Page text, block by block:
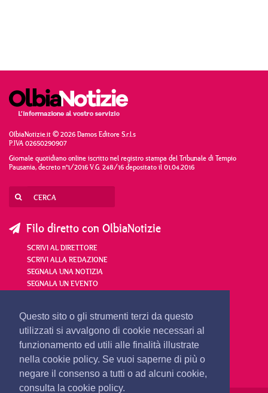
Questo sito o gli strumenti terzi da questo
utilizzati si avvalgono di cookie necessari al
funzionamento ed utili alle finalità illustrate
nella cookie policy. Se vuoi saperne di più o
negare il consenso a tutti o ad alcuni cookie,
consulta la cookie policy.
OlbiaNotizie.it © 2026 Damos Editore S.r.l.s
P.IVA 02650290907
Giornale quotidiano online iscritto nel registro stampa del Tribunale di Tempio
Pausania, decreto n°1/2016 V.G. 248/16 depositato il 01.04.2016
Filo diretto con OlbiaNotizie
SCRIVI AL DIRETTORE
SCRIVI ALLA REDAZIONE
SEGNALA UNA NOTIZIA
SEGNALA UN EVENTO
redazione@olbianotizie.it